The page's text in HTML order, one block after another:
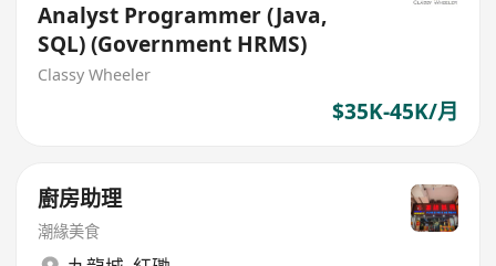
Analyst Programmer (Java,
SQL) (Government HRMS)
Classy Wheeler
$35K-45K/月
廚房助理
潮緣美食